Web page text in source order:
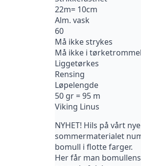
22m= 10cm
Alm. vask
60
Må ikke strykes
Må ikke i tørketrommel
Liggetørkes
Rensing
Løpelengde
50 gr = 95 m
Viking Linus
NYHET! Hils på vårt
sommermaterialet
bomull i flotte farger.
Her får man